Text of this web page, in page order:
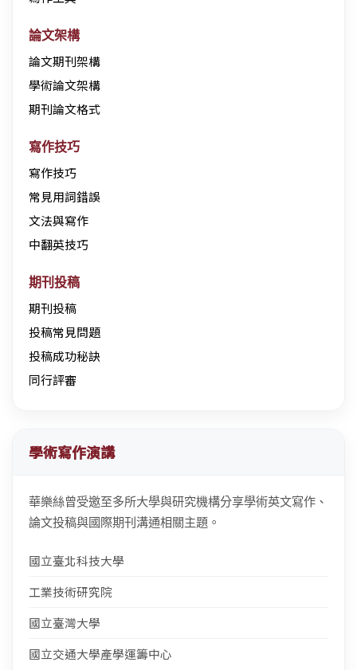
論文架構
論文期刊架構
學術論文架構
期刊論文格式
寫作技巧
寫作技巧
常見用詞錯誤
文法與寫作
中翻英技巧
期刊投稿
期刊投稿
投稿常見問題
投稿成功秘訣
同行評審
學術寫作演講
華樂絲曾受邀至多所大學與研究機構分享學術英文寫作、
論文投稿與國際期刊溝通相關主題。
國立臺北科技大學
工業技術研究院
國立臺灣大學
國立交通大學產學運籌中心